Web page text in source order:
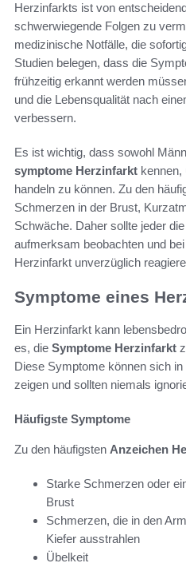
Herzinfarkts ist von
schwerwiegende Folgen zu
medizinische Notfälle, die
Studien belegen, dass die
frühzeitig erkannt werden
und die Lebensqualität nach
verbessern.
Es ist wichtig, dass sowohl
symptome Herzinfarkt kennen,
handeln zu können. Zu den
Schmerzen in der Brust,
Schwäche. Daher sollte jeder
aufmerksam beobachten und
Herzinfarkt unverzüglich
Symptome eines
Ein Herzinfarkt kann
es, die Symptome Herzinfarkt
Diese Symptome können sich
zeigen und sollten niemals
Häufigste Symptome
Zu den häufigsten Anzeichen
Starke Schmerzen oder
Brust
Schmerzen, die in den
Kiefer ausstrahlen
Übelkeit